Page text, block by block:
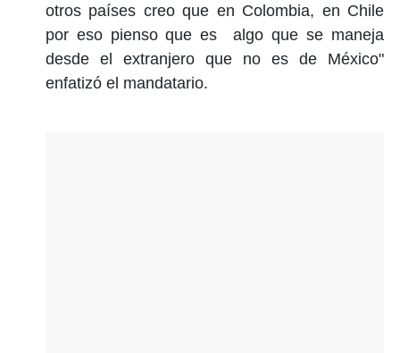
otros países creo que en Colombia, en Chile
por eso pienso que es algo que se maneja
desde el extranjero que no es de México"
enfatizó el mandatario.